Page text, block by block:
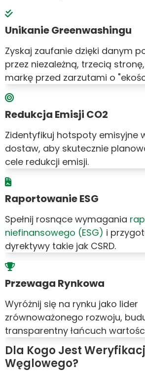
Unikanie Greenwashingu
Zyskaj zaufanie dzięki danym
przez niezależną, trzecią
markę przed zarzutami o
Redukcja Emisji CO2
Zidentyfikuj hotspoty emisyjne
dostaw, aby skutecznie
cele redukcji emisji.
Raportowanie ESG
Spełnij rosnące wymagania
niefinansowego (ESG) i
dyrektywy takie jak CSRD.
Przewaga Rynkowa
Wyróżnij się na rynku jako lider
zrównoważonego rozwoju,
transparentny łańcuch
Dla Kogo Jest
Węglowego?